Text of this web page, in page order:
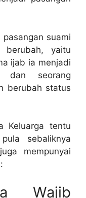
suami
berubah, yaitu
ijab ia menjadi
dan seorang
berubah status
Keluarga tentu
sebaliknya
mempunyai
Wajib